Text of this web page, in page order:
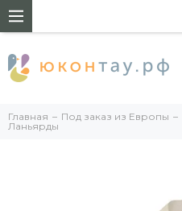
Главная Под заказ из Европы
Ланьярды